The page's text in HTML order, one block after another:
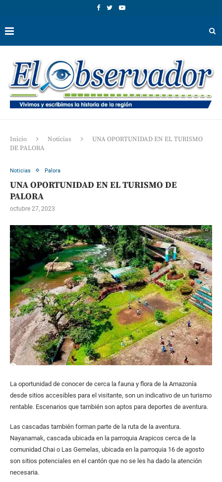
Inicio Noticias
UNA OPORTUNIDAD EN EL TURISMO
DE PALORA
Noticias Palora
UNA OPORTUNIDAD EN EL TURISMO DE
PALORA
octubre 27, 2023
La oportunidad de conocer de cerca la fauna y flora de la Amazonía
desde sitios accesibles para el visitante, son un indicativo de un turismo
rentable. Escenarios que también son aptos para deportes de aventura.
Las cascadas también forman parte de la ruta de la aventura.
Nayanamak, cascada ubicada en la parroquia Arapicos cerca de la
comunidad Chai o Las Gemelas, ubicada en la parroquia 16 de agosto
son sitios potenciales en el cantón que no se les ha dado la atención
necesaria.